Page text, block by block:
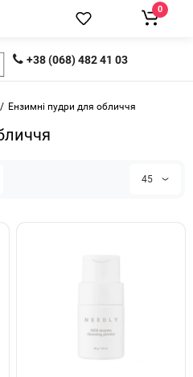
+38 (068) 482 41 03
0
Ензимні пудри для обличчя
45